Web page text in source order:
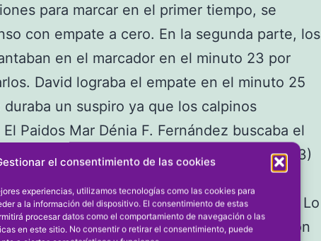
el consentimiento de las cookies
experiencias, utilizamos tecnologías como las cookies para
a la información del dispositivo. El consentimiento de estas
procesar datos como el comportamiento de navegación o las
en este sitio. No consentir o retirar el consentimiento, puede
para marcar en el primer tiempo, se
con empate a cero. En la segunda parte, los
en el marcador en el minuto 23 por
David lograba el empate en el minuto 25
un suspiro ya que los calpinos
Paidos Mar Dénia F. Fernández buscaba el
Calpe el que lograba marcar de nuevo (1-3)
Los colegiales a falta de cinco minutos
jugador para intentar reducir diferencias. Lo
el gol de Víctor. El partido creció en emoción